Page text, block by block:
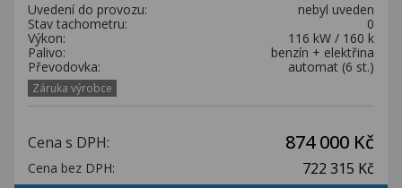
Uvedení do provozu:
nebyl uveden
Stav tachometru:
0
Výkon:
116 kW / 160 k
Palivo:
benzín + elektřina
Převodovka:
automat (6 st.)
Záruka výrobce
Cena s DPH: 874 000 Kč
Cena bez DPH: 722 315 Kč